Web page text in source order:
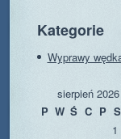
Kategorie
Wyprawy
sierpień 2026
P W Ś C P S
1